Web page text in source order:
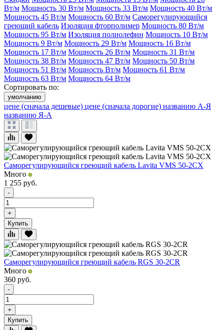
Вт/м Мощность 30 Вт/м Мощность 33 Вт/м Мощность 40 Вт/м
Мощность 45 Вт/м Мощность 60 Вт/м Саморегулирующийся
греющий кабель Изоляция фторполимер Мощность 80 Вт/м
Мощность 95 Вт/м Изоляция полиолефин Мощность 10 Вт/м
Мощность 9 Вт/м Мощность 29 Вт/м Мощность 16 Вт/м
Мощность 17 Вт/м Мощность 26 Вт/м Мощность 31 Вт/м
Мощность 38 Вт/м Мощность 47 Вт/м Мощность 50 Вт/м
Мощность 51 Вт/м Мощность Вт/м Мощность 61 Вт/м
Мощность 63 Вт/м Мощность 64 Вт/м
Сортировать по:
умолчанию
цене (сначала дешевые) цене (сначала дорогие) названию А-Я
названию Я-А
Саморегулирующийся греющий кабель Lavita VMS 50-2CX
Много
1 255 руб.
-
+
Купить
Саморегулирующийся греющий кабель RGS 30-2CR
Много
360 руб.
-
+
Купить